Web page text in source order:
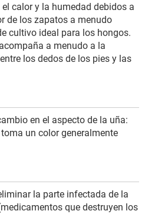
calor y la humedad debidos a
de los zapatos a menudo
cultivo ideal para los hongos.
a menudo a la
los dedos de los pies y las
en el aspecto de la uña:
un color generalmente
la parte infectada de la
que destruyen los